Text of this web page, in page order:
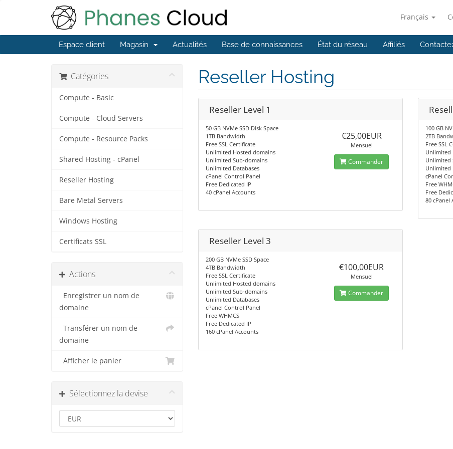
Français
Espace client Magasin Actualités Base de connaissances État du réseau Affiliés
Catégories
Compute - Basic
Compute - Cloud Servers
Compute - Resource Packs
Shared Hosting - cPanel
Reseller Hosting
Bare Metal Servers
Windows Hosting
Certificats SSL
Actions
Enregistrer un nom de
domaine
Transférer un nom de
domaine
Afficher le panier
Sélectionnez la devise
Reseller Hosting
Reseller Level 1
50 GB NVMe SSD Disk Space
1TB Bandwidth
Free SSL Certificate
Unlimited Hosted domains
Unlimited Sub-domains
Unlimited Databases
cPanel Control Panel
Free Dedicated IP
40 cPanel Accounts
€25,00EUR
Mensuel
Commander
100 GB
2TB
Free SSL
Unlimited
Unlimited
Unlimited
cPanel
Free
Free
80 cPanel
Reseller Level 3
200 GB NVMe SSD Space
4TB Bandwidth
Free SSL Certificate
Unlimited Hosted domains
Unlimited Sub-domains
Unlimited Databases
cPanel Control Panel
Free WHMCS
Free Dedicated IP
160 cPanel Accounts
€100,00EUR
Mensuel
Commander